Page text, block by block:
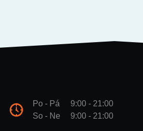
Po - Pá
9:00 - 21:00
So - Ne
9:00 - 21:00